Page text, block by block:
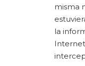
misma
la